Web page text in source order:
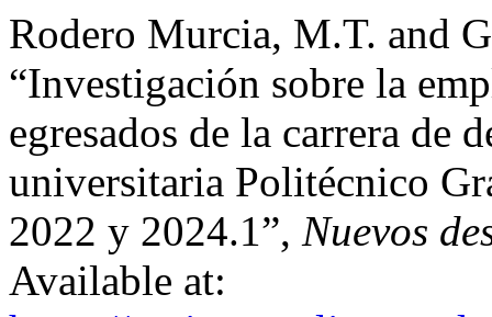
Rodero Murcia, M.T. and
“Investigación sobre la
egresados de la carrera de
universitaria Politécnico
2022 y 2024.1”, Nuevos
Available at: